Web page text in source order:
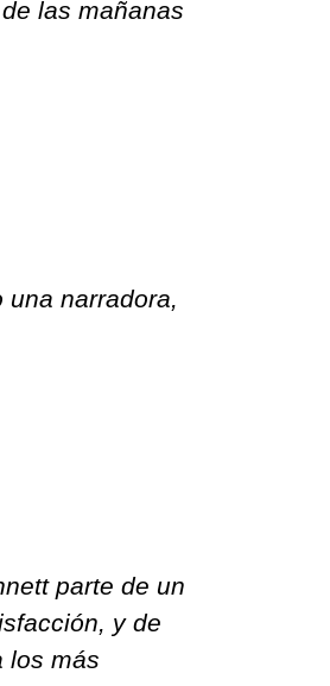
las mañanas
narradora,
parte de un
y de
los más